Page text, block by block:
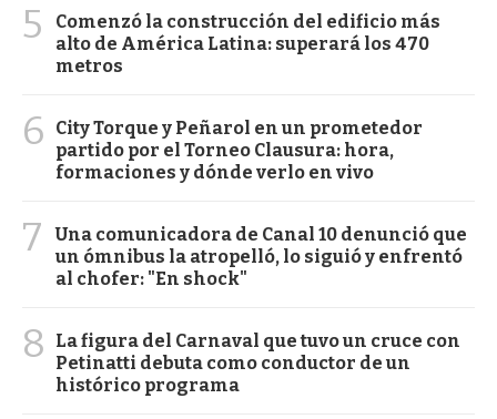
5
Comenzó la construcción del edificio más
alto de América Latina: superará los 470
metros
6
City Torque y Peñarol en un prometedor
partido por el Torneo Clausura: hora,
formaciones y dónde verlo en vivo
7
Una comunicadora de Canal 10 denunció que
un ómnibus la atropelló, lo siguió y enfrentó
al chofer: "En shock"
8
La figura del Carnaval que tuvo un cruce con
Petinatti debuta como conductor de un
histórico programa